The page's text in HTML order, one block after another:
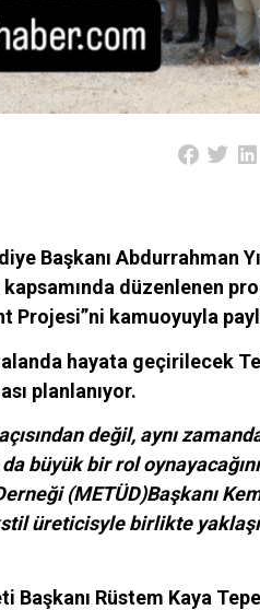
Başkanı Abdurrahman
düzenlenen
Projesi”ni kamuoyuyla
hayata geçirilecek
planlanıyor.
değil, aynı
büyük bir rol oynayacağını
(METÜD)Başkanı
üreticisyle birlikte
Rüstem Kaya Tepe